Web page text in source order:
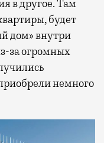
в другое. Там
будет
дом» внутри
за огромных
немного